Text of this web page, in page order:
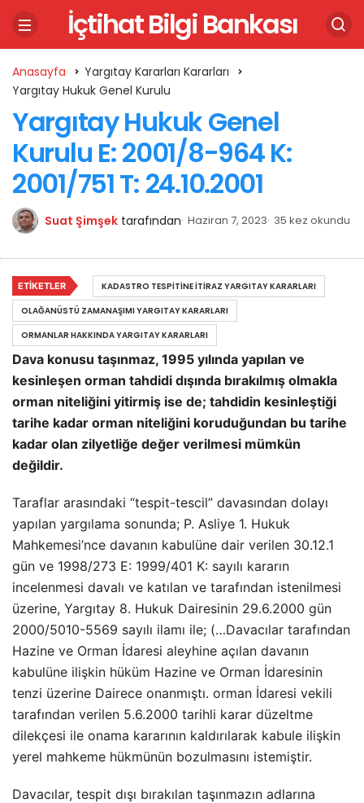
İçtihat Bilgi Bankası
Anasayfa
Yargıtay Kararları Kararları
Yargıtay Hukuk Genel Kurulu
Yargıtay Hukuk Genel
Kurulu E: 2001/8-964 K:
2001/751 T: 24.10.2001
Suat Şimşek tarafından Haziran 7, 2023 35 kez okundu
Dava konusu taşınmaz, 1995 yılında yapılan ve
kesinleşen orman tahdidi dışında bırakılmış olmakla
orman niteliğini yitirmiş ise de; tahdidin kesinleştiği
tarihe kadar orman niteliğini koruduğundan bu tarihe
kadar olan zilyetliğe değer verilmesi mümkün
değildir.
Taraflar arasındaki “tespit-tescil” davasından dolayı
yapılan yargılama sonunda; P. Asliye 1. Hukuk
Mahkemesi’nce davanın kabulüne dair verilen 30.12.1
gün ve 1998/273 E: 1999/401 K: sayılı kararın
incelenmesi davalı ve katılan ve tarafından istenilmesi
üzerine, Yargıtay 8. Hukuk Dairesinin 29.6.2000 gün
2000/5010-5569 sayılı ilamı ile; (…Davacılar tarafından
Hazine ve Orman İdaresi aleyhine açılan davanın
kabulüne ilişkin hüküm Hazine ve Orman İdaresinin
tenzi üzerine Dairece onanmıştı. orman İdaresi vekili
tarafından verilen 5.6.2000 tarihli karar düzeltme
dilekçesi ile onama kararının kaldırılarak kabule ilişkin
yerel mahkeme hükmünün bozulmasını istemiştir.
Davacılar, tespit dışı bırakılan taşınmazın adlarına
ETIKETLER
KADASTRO TESPITINE İTIRAZ YARGITAY KARARLARI
OLAĞANÜSTÜ ZAMANAŞIMI YARGITAY KARARLARI
ORMANLAR HAKKINDA YARGITAY KARARLARI